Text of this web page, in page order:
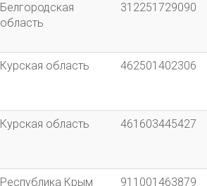
Белгородская
область
312251729090
Курская область 462501402306
Курская область 461603445427
Республика Крым 911001463879